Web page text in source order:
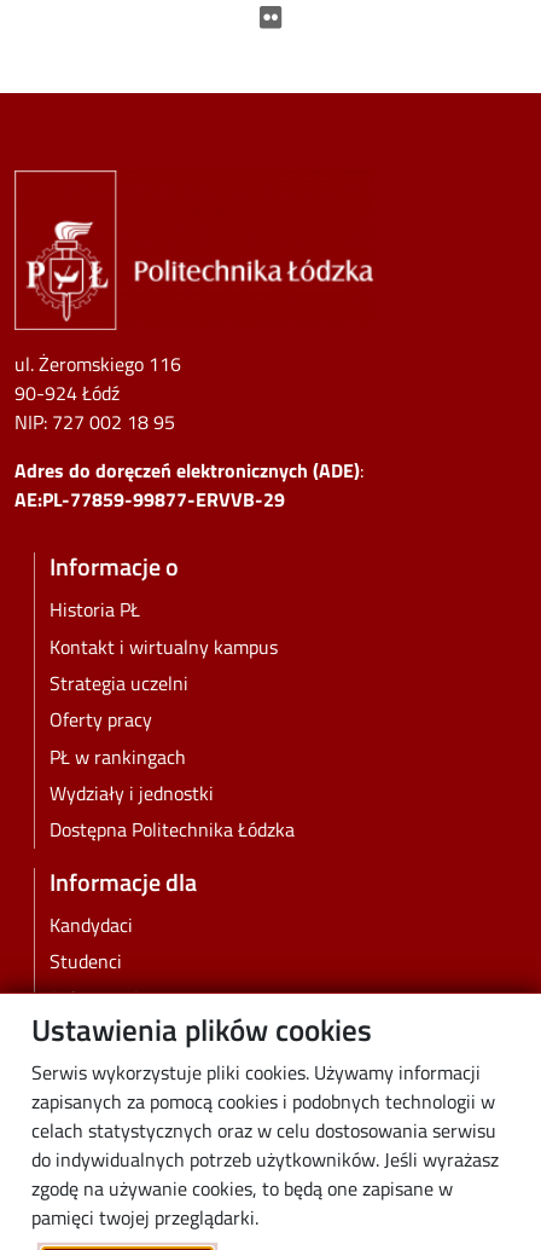
Ustawienia plików cookies
Serwis wykorzystuje pliki cookies. Używamy informacji
zapisanych za pomocą cookies i podobnych technologii w
celach statystycznych oraz w celu dostosowania serwisu
do indywidualnych potrzeb użytkowników. Jeśli wyrażasz
zgodę na używanie cookies, to będą one zapisane w
pamięci twojej przeglądarki.
ul. Żeromskiego 116
90-924 Łódź
NIP: 727 002 18 95
Adres do doręczeń elektronicznych (ADE):
AE:PL-77859-99877-ERVVB-29
Informacje o
Historia PŁ
Kontakt i wirtualny kampus
Strategia uczelni
Oferty pracy
PŁ w rankingach
Wydziały i jednostki
Dostępna Politechnika Łódzka
Informacje dla
Kandydaci
Studenci
Doktoranci
Pracownicy
Absolwenci
Biznes
Media
Społeczność lokalna
Linki